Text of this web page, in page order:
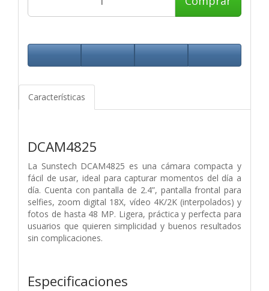
Características
DCAM4825
La Sunstech DCAM4825 es una cámara compacta y
fácil de usar, ideal para capturar momentos del día a
día. Cuenta con pantalla de 2.4”, pantalla frontal para
selfies, zoom digital 18X, vídeo 4K/2K (interpolados) y
fotos de hasta 48 MP. Ligera, práctica y perfecta para
usuarios que quieren simplicidad y buenos resultados
sin complicaciones.
Especificaciones